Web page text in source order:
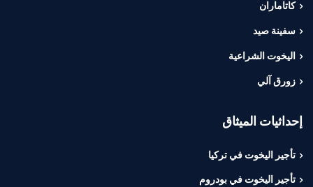
كاتاماران
سفينة صيد
اليخوت الشراعية
زورق آلي
إحداثيات الميثاق
تأجير اليخوت في تركيا
تأجير اليخوت في بودروم